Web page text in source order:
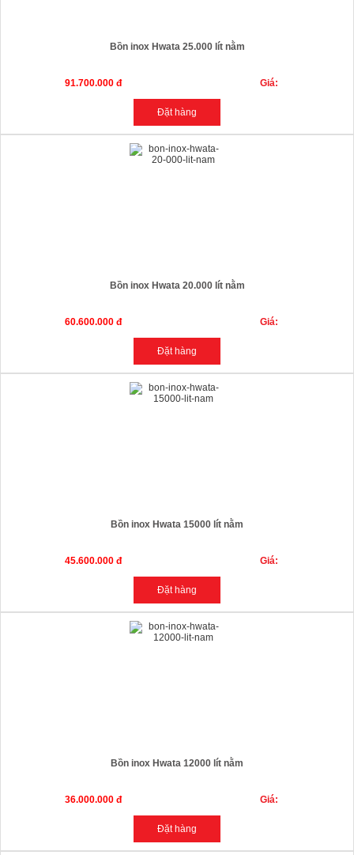
Bồn inox Hwata 25.000 lít nằm
Giá:
91.700.000 đ
Bồn inox Hwata 20.000 lít nằm
Giá:
60.600.000 đ
Bồn inox Hwata 15000 lít nằm
Giá:
45.600.000 đ
Bồn inox Hwata 12000 lít nằm
Giá:
36.000.000 đ